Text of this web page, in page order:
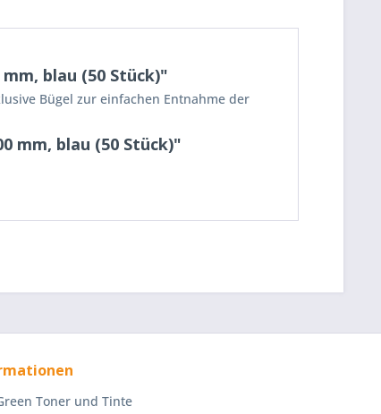
blau (50 Stück)"
Bügel zur einfachen Entnahme der
mm, blau (50 Stück)"
Toner und Tinte